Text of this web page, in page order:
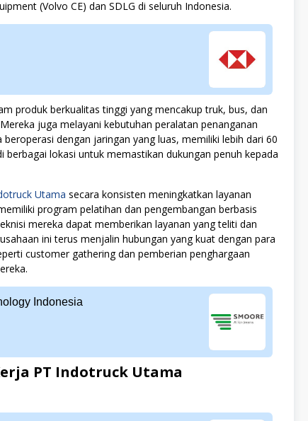
(Volvo CE) dan SDLG di seluruh Indonesia.
produk berkualitas tinggi yang mencakup truk, bus, dan
juga melayani kebutuhan peralatan penanganan
dengan jaringan yang luas, memiliki lebih dari 60
berbagai lokasi untuk memastikan dukungan penuh kepada
Utama secara konsisten meningkatkan layanan
program pelatihan dan pengembangan berbasis
mereka dapat memberikan layanan yang teliti dan
ini terus menjalin hubungan yang kuat dengan para
customer gathering dan pemberian penghargaan
Indonesia
PT Indotruck Utama